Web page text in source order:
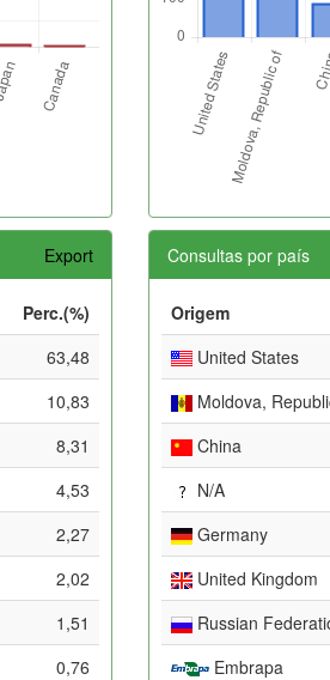
Export
Perc.(%)
63,48
10,83
8,31
4,53
2,27
2,02
1,51
0,76
Consultas por país
Origem
United States
Moldova,
China
N/A
Germany
United Kingdom
Russian
Embrapa